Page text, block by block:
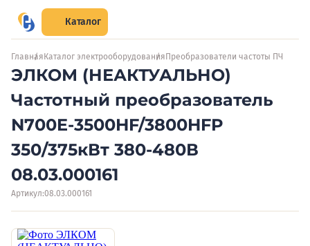
Каталог
Главная Каталог электрооборудования Преобразователи частоты ПЧ
ЭЛКОМ (НЕАКТУАЛЬНО)
Частотный преобразователь
N700E-3500HF/3800HFP
350/375кВт 380-480В
08.03.000161
Артикул:08.03.000161